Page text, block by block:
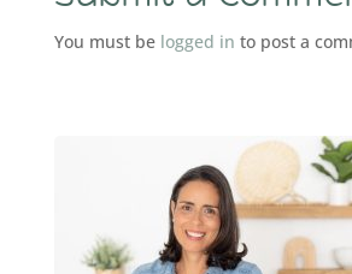
You must be logged in to post a